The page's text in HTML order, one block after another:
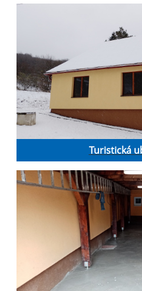
Turistická